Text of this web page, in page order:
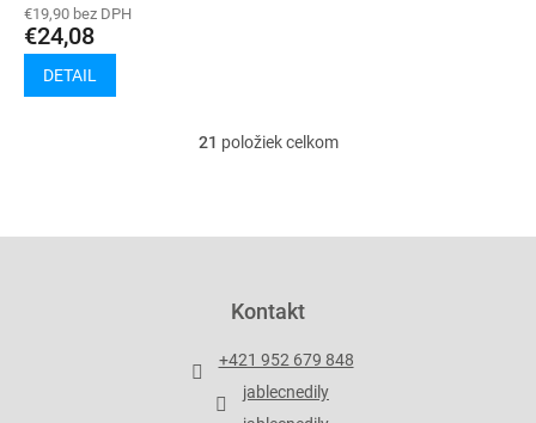
€19,90 bez DPH
€24,08
DETAIL
O
d
i
p
r
v
21 položiek celkom
Kontakt
+421 952 679 848
jablecnedily